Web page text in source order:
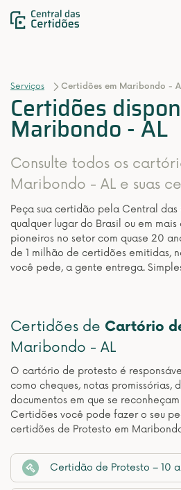
Serviços Certidões em Maribondo -
Certidões
Maribondo - AL
Consulte todos os
Maribondo - AL e suas
Peça sua certidão pela Central
qualquer lugar do Brasil ou em
pioneiros no setor com quase 20
de 1 milhão de certidões emitidas,
você pede, a gente entrega.
Certidões de Cartório
Maribondo - AL
O cartório de protesto é
como cheques, notas promissórias,
documentos em que se
Certidões você pode fazer o seu
certidões de Protesto em
Certidão de Protesto – 10